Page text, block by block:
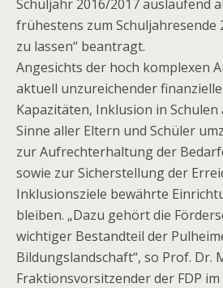
Schuljahr 2016/2017 auslaufend
frühestens zum Schuljahresende
zu lassen“ beantragt.
Angesichts der hoch komplexen
aktuell unzureichender
Kapazitäten, Inklusion in Schulen
Sinne aller Eltern und Schüler
zur Aufrechterhaltung der
sowie zur Sicherstellung der
Inklusionsziele bewährte
bleiben. „Dazu gehört die
wichtiger Bestandteil der
Bildungslandschaft“, so Prof. Dr.
Fraktionsvorsitzender der FDP